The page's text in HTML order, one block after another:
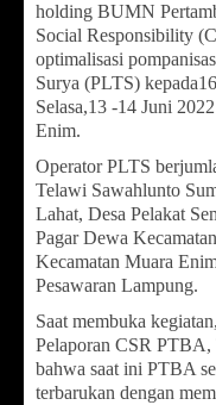
holding BUMN
Social Responsibility
optimalisasi
Surya (PLTS)
Selasa,13 -14 Juni
Enim.
Operator PLTS
Telawi Sawahlunto
Lahat, Desa Pelakat
Pagar Dewa
Kecamatan Muara
Pesawaran Lampung.
Saat membuka
Pelaporan CSR
bahwa saat ini PTBA
terbarukan dengan